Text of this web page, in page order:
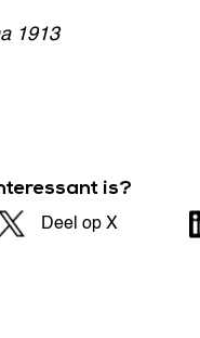
1913
is?
Deel op X